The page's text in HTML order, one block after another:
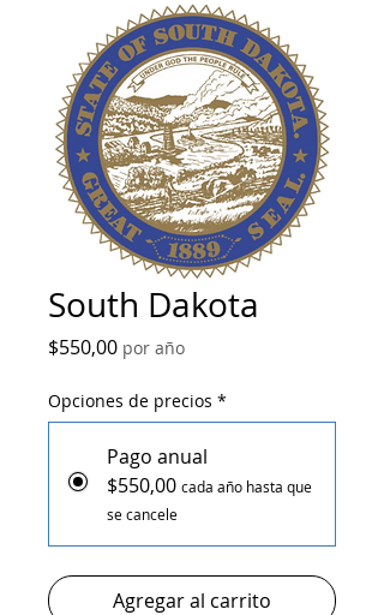
South Dakota
$550,00Precio
por año
Opciones de precios *
Pago anual
$550,00 cada año hasta que
se cancele
Agregar al carrito